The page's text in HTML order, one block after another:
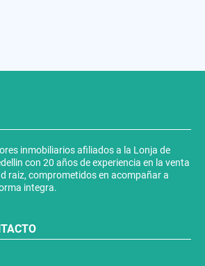
inmobiliarios afiliados a la Lonja de
con 20 años de experiencia en la venta
raiz, comprometidos en acompañar a
integra.